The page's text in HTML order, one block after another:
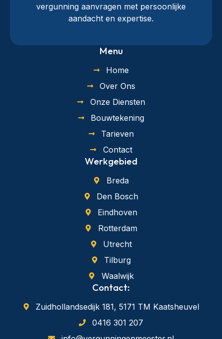
vergunning aanvragen met persoonlijke
aandacht en expertise.
Menu
Home
Over Ons
Onze Diensten
Bouwtekening
Tarieven
Contact
Werkgebied
Breda
Den Bosch
Eindhoven
Rotterdam
Utrecht
Tilburg
Waalwijk
Contact:
Zuidhollandsedijk 181, 5171 TM Kaatsheuvel
0416 301 207